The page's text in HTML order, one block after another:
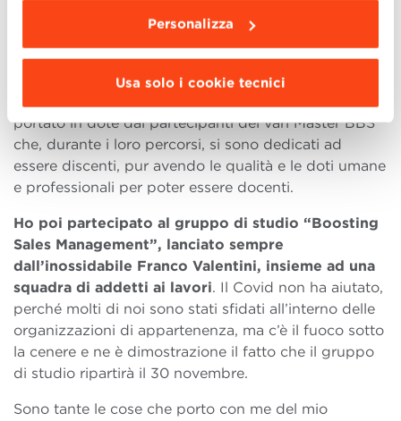
Personalizza
Usa solo i cookie tecnici
associazione capitanata da Franco e nata
dal contributo di alcuni EMBA XV, che da subito si
è aperta ai partecipanti degli altri MBA.
L’obiettivo è quello di mettere in circolo il valore
portato in dote dai partecipanti dei vari Master BBS
che, durante i loro percorsi, si sono dedicati ad
essere discenti, pur avendo le qualità e le doti umane
e professionali per poter essere docenti.
Ho poi partecipato al gruppo di studio “Boosting
Sales Management”, lanciato sempre
dall’inossidabile Franco Valentini, insieme ad una
squadra di addetti ai lavori. Il Covid non ha aiutato,
perché molti di noi sono stati sfidati all’interno delle
organizzazioni di appartenenza, ma c’è il fuoco sotto
la cenere e ne è dimostrazione il fatto che il gruppo
di studio ripartirà il 30 novembre.
Sono tante le cose che porto con me del mio